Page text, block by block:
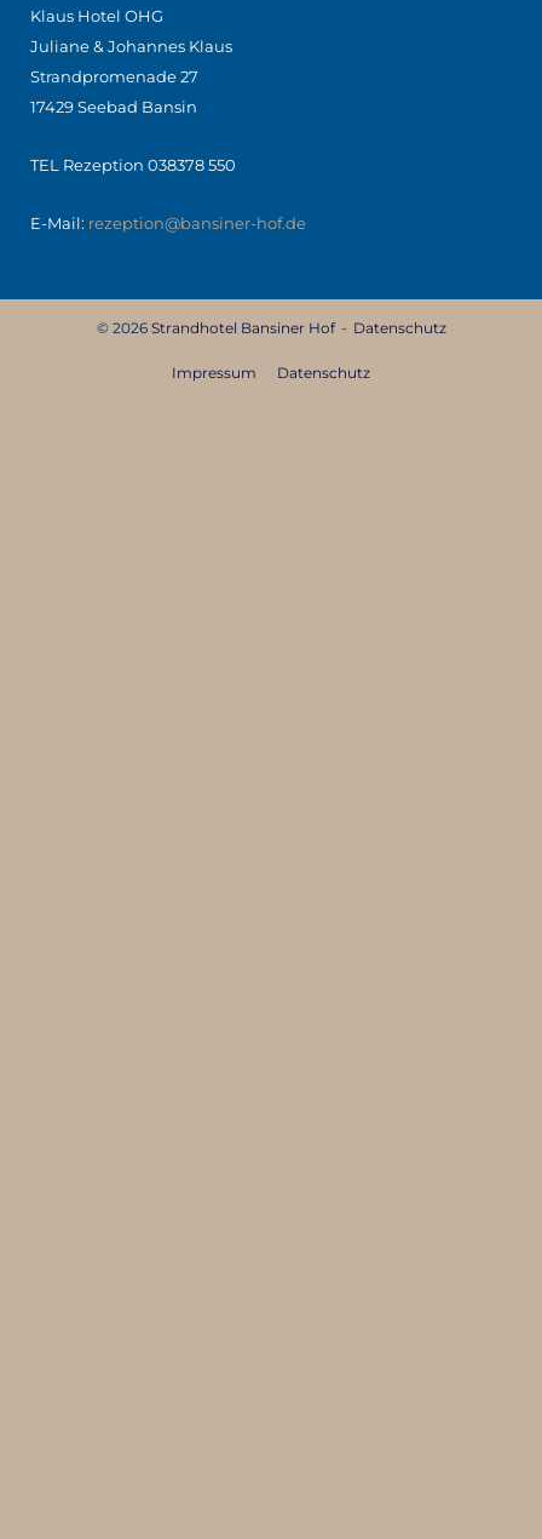
Klaus Hotel OHG
Juliane & Johannes Klaus
Strandpromenade 27
17429 Seebad Bansin
TEL Rezeption 038378 550
E-Mail: rezeption@bansiner-hof.de
© 2026 Strandhotel Bansiner Hof Datenschutz
Impressum Datenschutz